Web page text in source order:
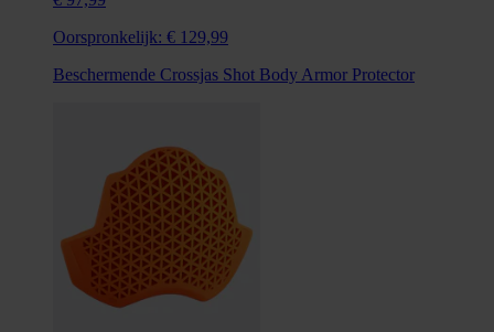
Oorspronkelijk: € 129,99
Beschermende Crossjas Shot Body Armor Protector